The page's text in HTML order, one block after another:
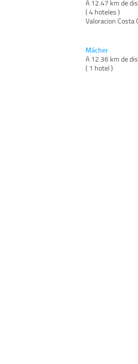
A 12.47 km de
( 4 hoteles )
Valoracion Costa
Mácher
A 12.36 km de
( 1 hotel )